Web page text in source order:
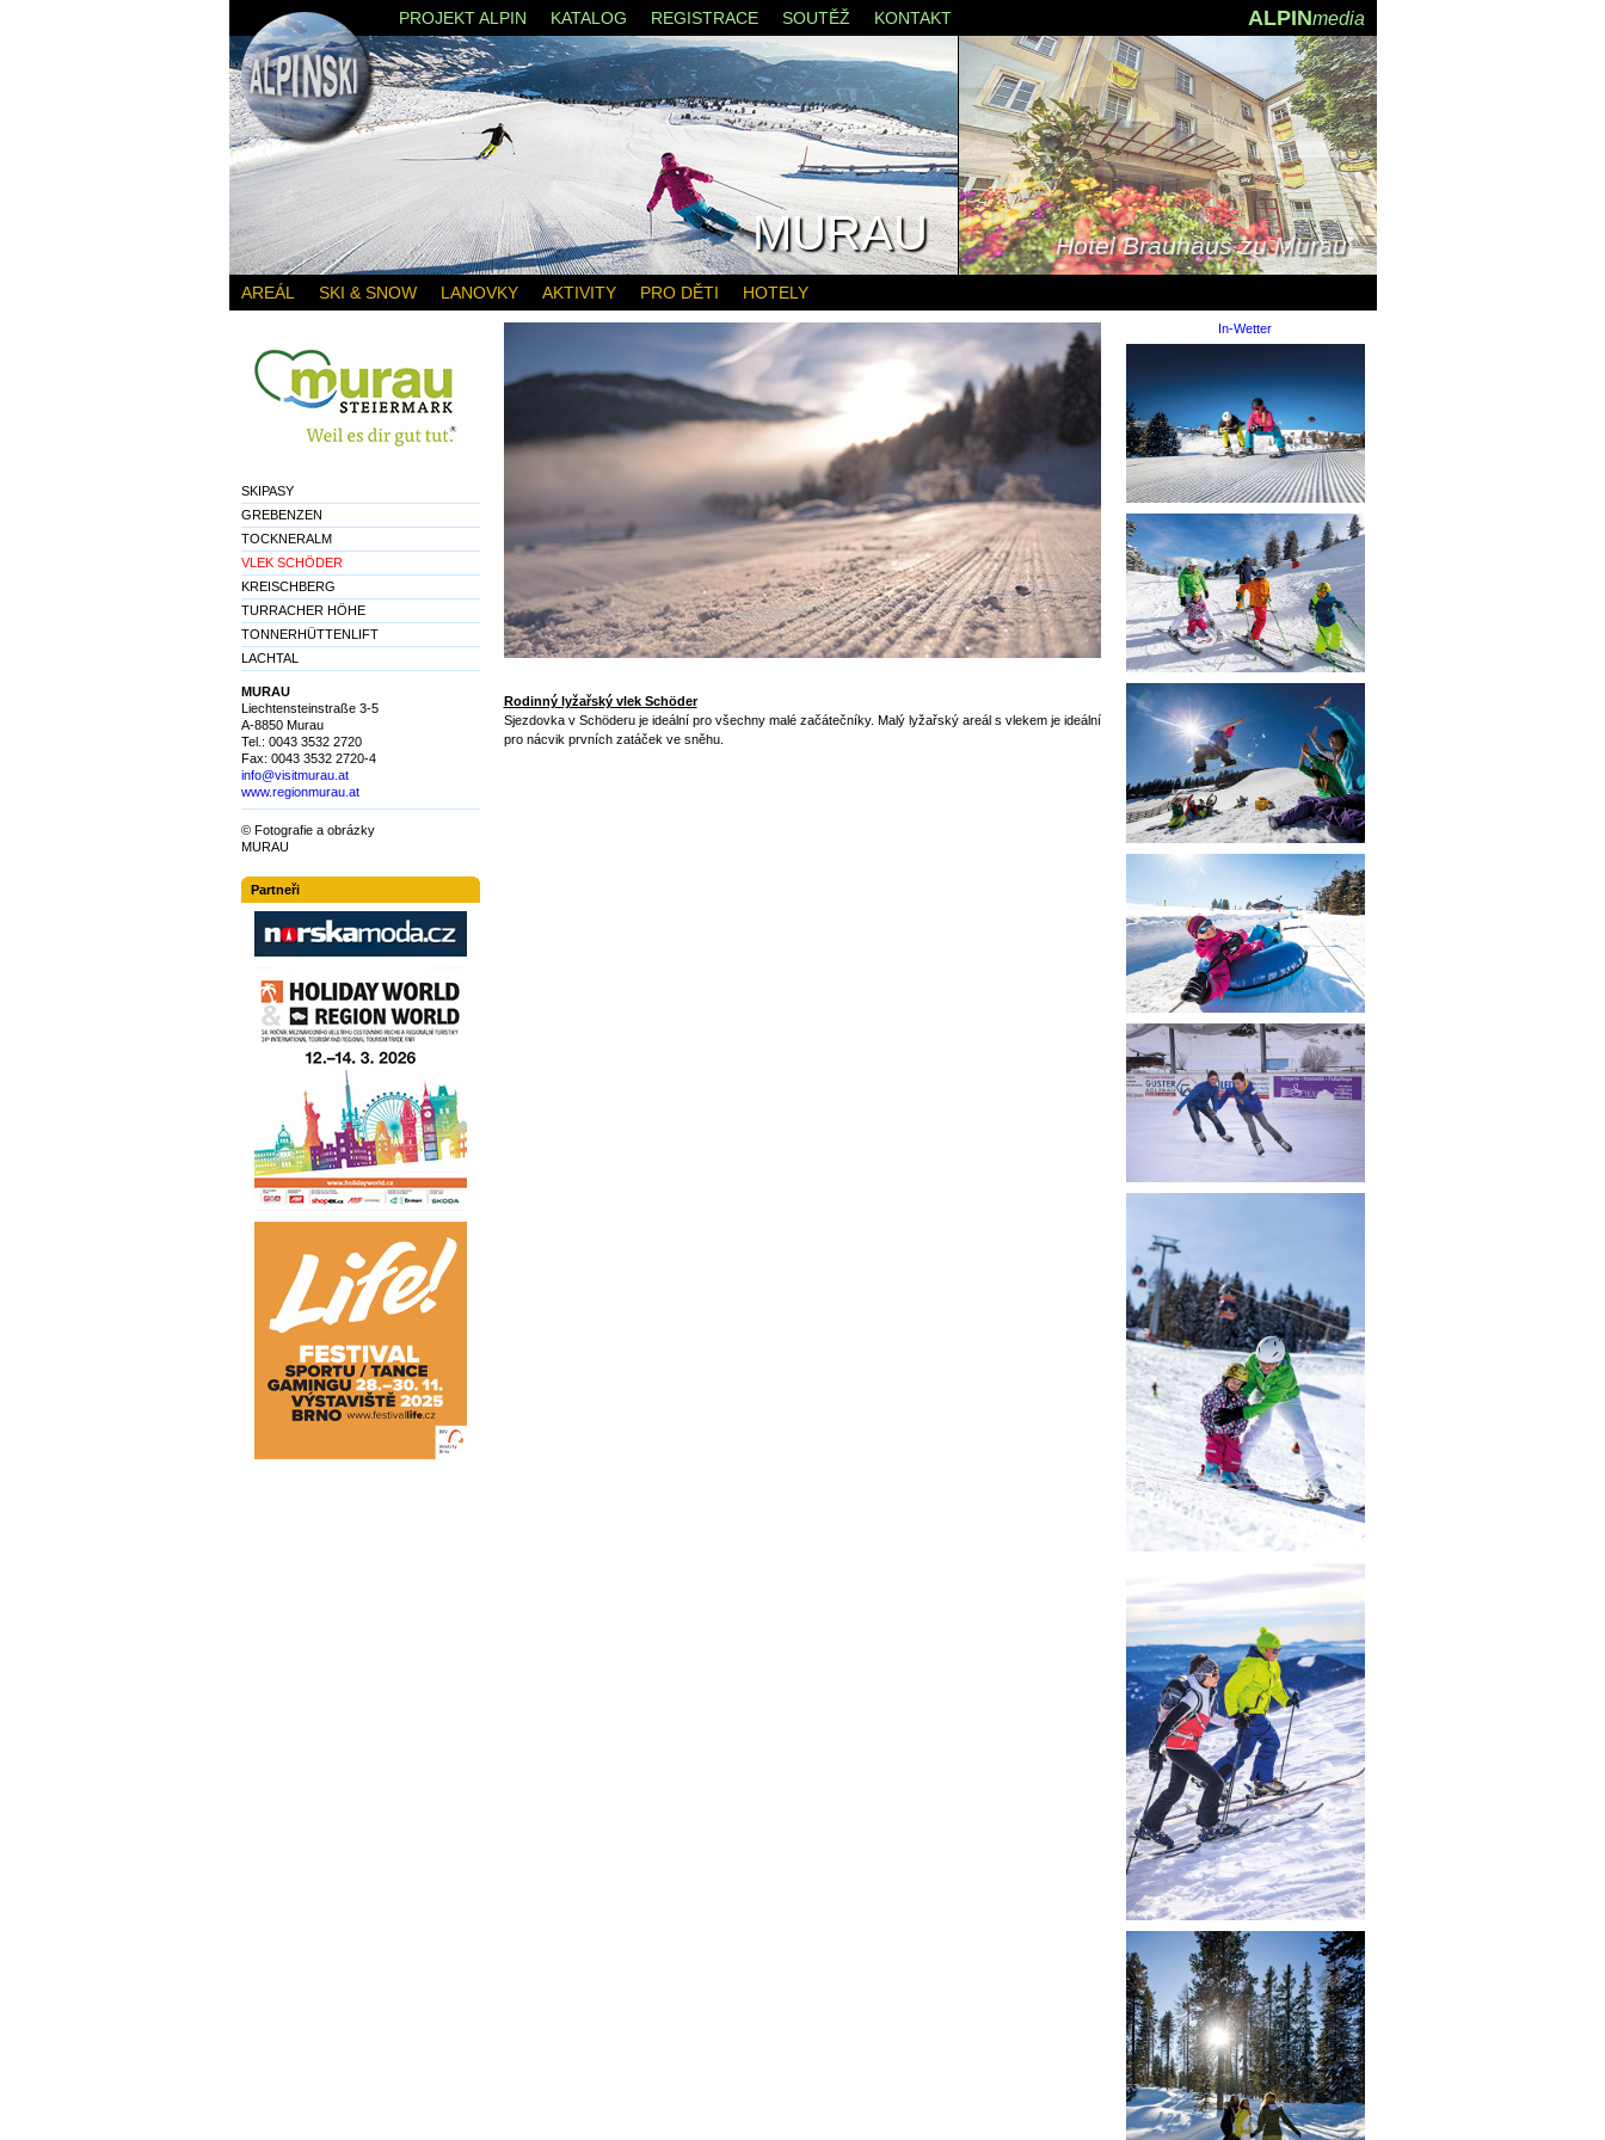
Rodinný lyžařský vlek Schöder
Sjezdovka v Schöderu je ideální pro všechny malé začátečníky. Malý lyžařský areál s vlekem je ideální
pro nácvik prvních zatáček ve sněhu.
SKIPASY
GREBENZEN
TOCKNERALM
VLEK SCHÖDER
KREISCHBERG
TURRACHER HÖHE
TONNERHÜTTENLIFT
LACHTAL
MURAU
Liechtensteinstraße 3-5
A-8850 Murau
Tel.: 0043 3532 2720
Fax: 0043 3532 2720-4
info@visitmurau.at
www.regionmurau.at
© Fotografie a obrázky
MURAU
Partneři
In-Wetter
ALPINmedia
PROJEKT ALPIN KATALOG REGISTRACE SOUTĚŽ KONTAKT
AREÁL SKI & SNOW LANOVKY AKTIVITY PRO DĚTI HOTELY
Hotel Gasthof Lercher ****
MURAU